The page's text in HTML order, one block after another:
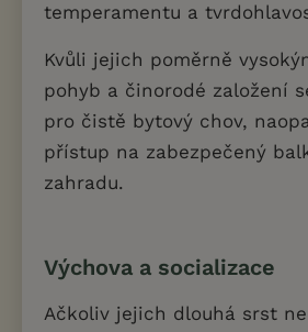
temperamentu a
Kvůli jejich poměrně
pohyb a činorodé založení
pro čistě bytový chov,
přístup na zabezpečený
zahradu.
Výchova a socializace
Ačkoliv jejich dlouhá srst